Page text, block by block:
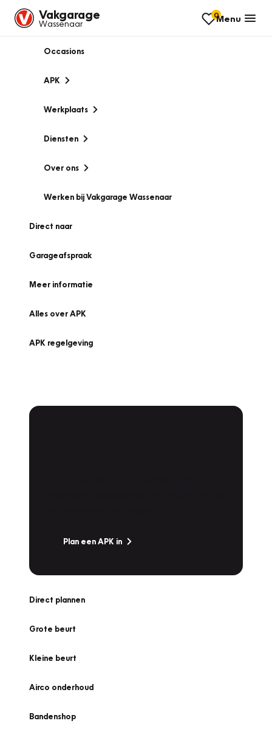
Vakgarage
Wassenaar
0Menu
Occasions
APK
Werkplaats
Diensten
Over ons
Werken bij Vakgarage Wassenaar
Direct naar
Garageafspraak
Meer informatie
Alles over APK
APK regelgeving
Plan een APK in
Direct plannen
Grote beurt
Kleine beurt
Airco onderhoud
Bandenshop